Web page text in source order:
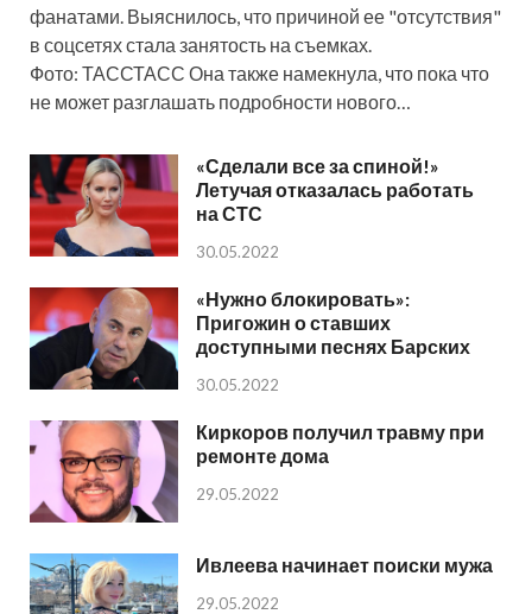
фанатами. Выяснилось, что причиной ее "отсутствия"
в соцсетях стала занятость на съемках.
Фото: ТАССТАСС Она также намекнула, что пока что
не может разглашать подробности нового…
«Сделали все за спиной!»
Летучая отказалась работать
на СТС
30.05.2022
«Нужно блокировать»:
Пригожин о ставших
доступными песнях Барских
30.05.2022
Киркоров получил травму при
ремонте дома
29.05.2022
Ивлеева начинает поиски мужа
29.05.2022